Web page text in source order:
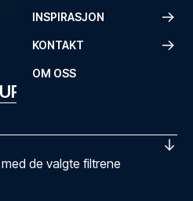
INSPIRASJON
KONTAKT
OM OSS
de valgte filtrene